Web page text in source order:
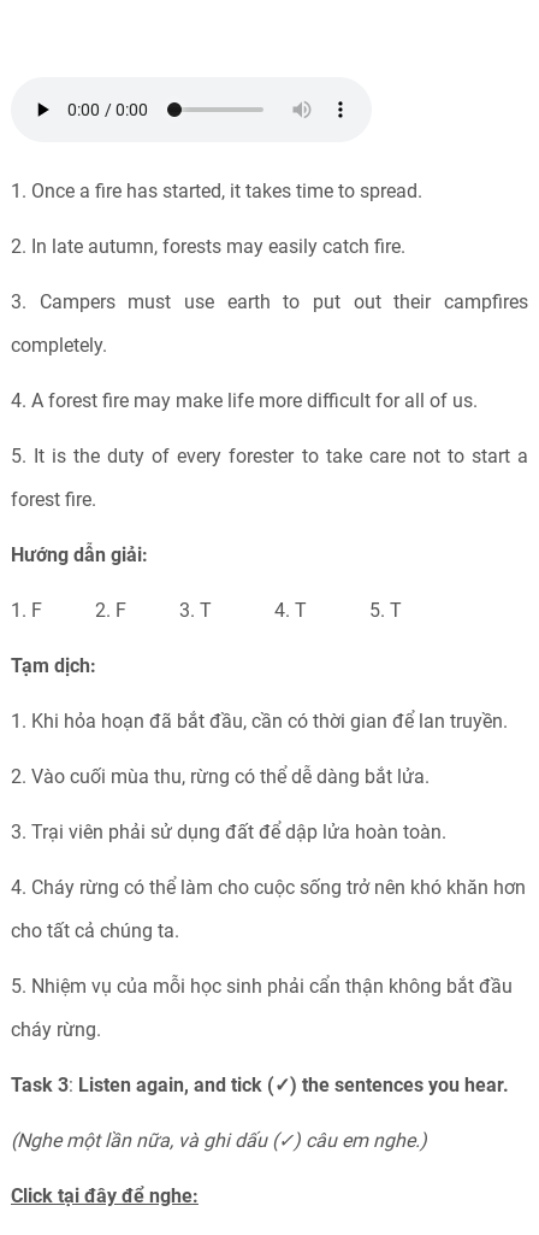
1. Once a fire has started, it takes time to spread.
2. In late autumn, forests may easily catch fire.
3. Campers must use earth to put out their campfires
completely.
4. A forest fire may make life more difficult for all of us.
5. It is the duty of every forester to take care not to start a
forest fire.
Hướng dẫn giải:
1. F 2. F 3. T 4. T 5. T
Tạm dịch:
1. Khi hỏa hoạn đã bắt đầu, cần có thời gian để lan truyền.
2. Vào cuối mùa thu, rừng có thể dễ dàng bắt lửa.
3. Trại viên phải sử dụng đất để dập lửa hoàn toàn.
4. Cháy rừng có thể làm cho cuộc sống trở nên khó khăn hơn
cho tất cả chúng ta.
5. Nhiệm vụ của mỗi học sinh phải cẩn thận không bắt đầu
cháy rừng.
Task 3: Listen again, and tick (✓) the sentences you hear.
(Nghe một lần nữa, và ghi dấu (✓) câu em nghe.)
Click tại đây để nghe: